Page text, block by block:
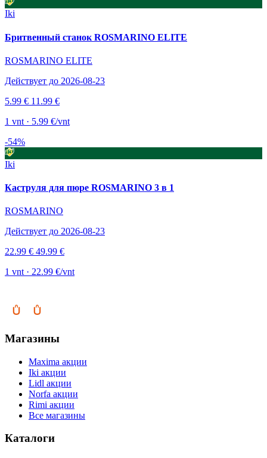
Iki
Бритвенный станок ROSMARINO ELITE
ROSMARINO ELITE
Действует до 2026-08-23
5.99 € 11.99 €
1 vnt · 5.99 €/vnt
-54%
Iki
Каструля для пюре ROSMARINO 3 в 1
ROSMARINO
Действует до 2026-08-23
22.99 € 49.99 €
1 vnt · 22.99 €/vnt
Магазины
Maxima акции
Iki акции
Lidl акции
Norfa акции
Rimi акции
Все магазины
Каталоги